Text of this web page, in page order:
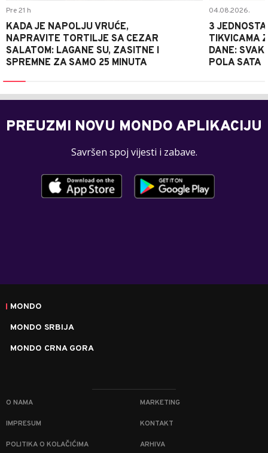
Pre 21 h
KADA JE NAPOLJU VRUĆE,
NAPRAVITE TORTILJE SA CEZAR
SALATOM: LAGANE SU, ZASITNE I
SPREMNE ZA SAMO 25 MINUTA
04.08.2026.
3
TIKVICAMA
DANE:
POLA SATA
PREUZMI NOVU MONDO APLIKACIJU
Savršen spoj vijesti i zabave.
MONDO
MONDO SRBIJA
MONDO CRNA GORA
O NAMA MARKETING
IMPRESUM KONTAKT
POLITIKA O KOLAČIĆIMA ARHIVA